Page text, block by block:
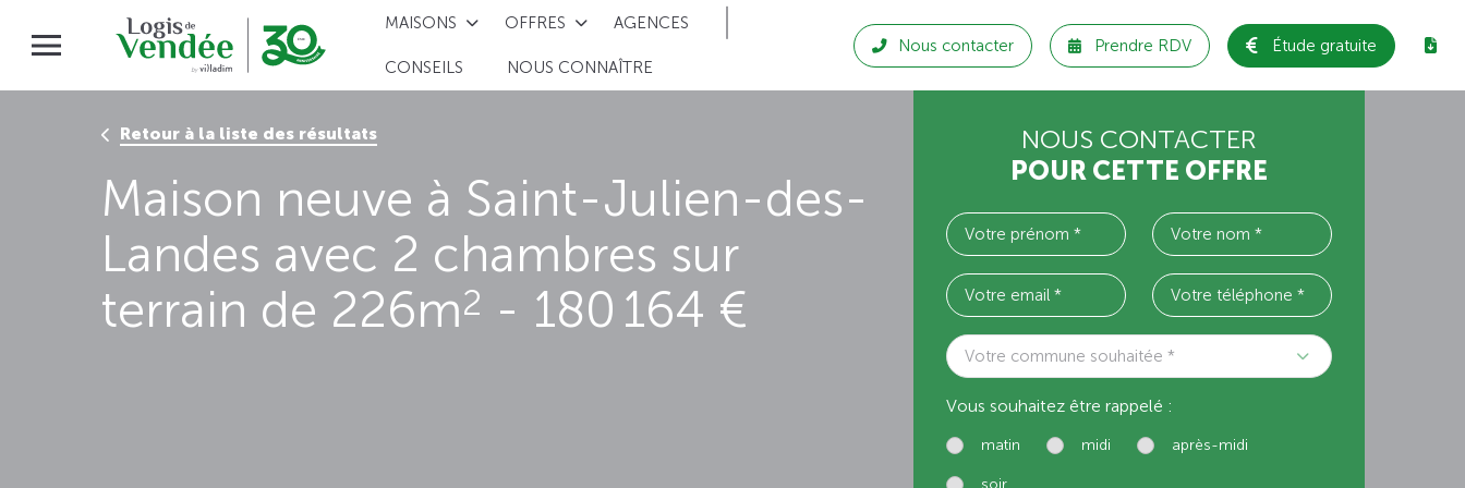
MAISONS OFFRES AGENCES
CONSEILS NOUS CONNAÎTRE
Nous contacter Prendre RDV Étude gratuite
Retour à la liste des résultats
Maison neuve à Saint-Julien-des-
Landes avec 2 chambres sur
terrain de 226m2 - 180 164 €
NOUS CONTACTER
POUR CETTE OFFRE
Votre commune souhaitée *
Vous souhaitez être rappelé :
matin midi après-midi